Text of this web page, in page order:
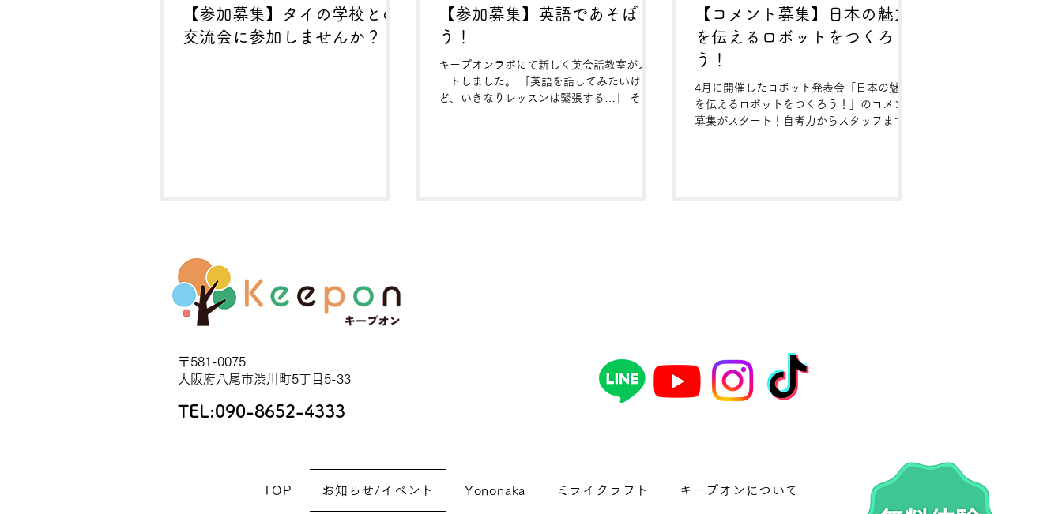
【参加募集】タイの学校との
交流会に参加しませんか？
【参加募集】英語であそぼ
う！
キープオンラボにて新しく英会話教室がスタ
ートしました。 「英語を話してみたいけ
ど、いきなりレッスンは緊張する…」 そん
【コメント募集】日本の魅力
を伝えるロボットをつくろ
う！
4月に開催したロボット発表会「日本の魅力
を伝えるロボットをつくろう！」のコメント
募集がスタート！自考力からスタッフまで、
〒581-0075
大阪府八尾市渋川町5丁目5-33
TEL:090-8652-4333
TOP お知らせ/イベント Yononaka ミライクラフト キープオンについて